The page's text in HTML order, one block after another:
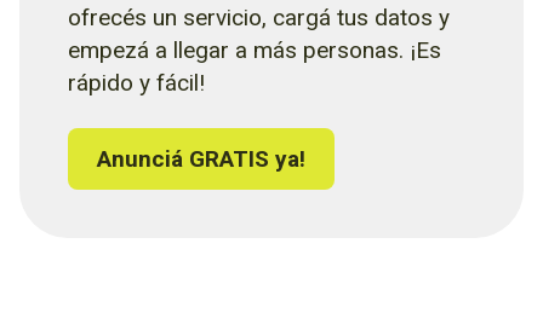
ofrecés un servicio, cargá tus datos y
empezá a llegar a más personas. ¡Es
rápido y fácil!
Anunciá GRATIS ya!